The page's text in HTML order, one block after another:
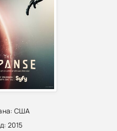
США
2015